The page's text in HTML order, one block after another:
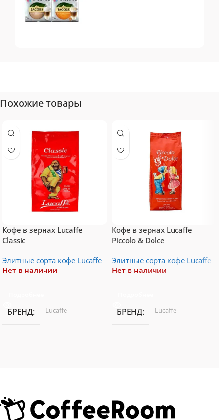
Похожие товары
Кофе в зернах Lucaffe
Classic
Элитные сорта кофе Lucaffe
Нет в наличии
БРЕНД Lucaffe
Кофе в зернах Lucaffe
Piccolo & Dolce
Элитные сорта кофе Lucaffe
Нет в наличии
БРЕНД Lucaffe